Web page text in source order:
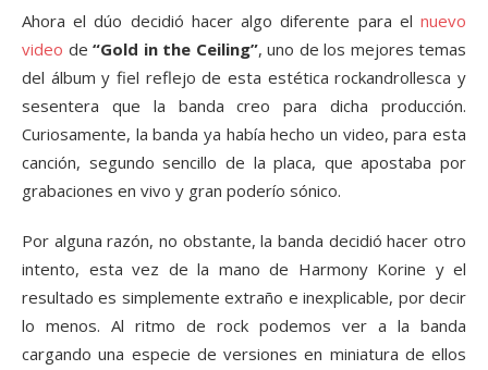
Ahora el dúo decidió hacer algo diferente para el nuevo
video de “Gold in the Ceiling”, uno de los mejores temas
del álbum y fiel reflejo de esta estética rockandrollesca y
sesentera que la banda creo para dicha producción.
Curiosamente, la banda ya había hecho un video, para esta
canción, segundo sencillo de la placa, que apostaba por
grabaciones en vivo y gran poderío sónico.
Por alguna razón, no obstante, la banda decidió hacer otro
intento, esta vez de la mano de Harmony Korine y el
resultado es simplemente extraño e inexplicable, por decir
lo menos. Al ritmo de rock podemos ver a la banda
cargando una especie de versiones en miniatura de ellos